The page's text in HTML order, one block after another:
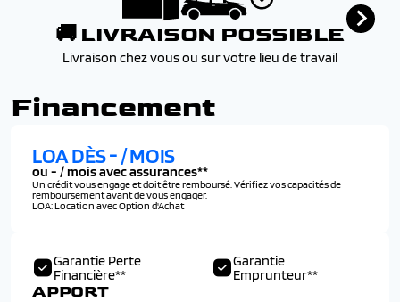
🚚 LIVRAISON POSSIBLE
Livraison chez vous ou sur votre lieu de travail
Financement
Garantie Perte
Financière**
Garantie
Emprunteur**
APPORT
LOA DÈS-/ MOIS
ou - / mois avec assurances**
Un crédit vous engage et doit être remboursé. Vérifiez vos capacités de
remboursement avant de vous engager.
LOA: Location avec Option d'Achat